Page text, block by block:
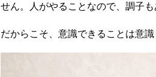
せん。人がやることなので、調子
だからこそ、意識できることは意